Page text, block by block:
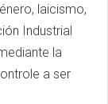
laicismo,
Industrial
la
a ser